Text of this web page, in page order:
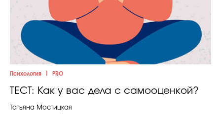
Психология PRO
ТЕСТ: Как у вас дела с самооценкой?
Татьяна Мостицкая